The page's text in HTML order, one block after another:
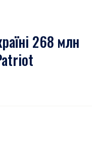
268 млн